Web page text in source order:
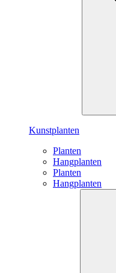
Kunstplanten
Planten
Hangplanten
Planten
Hangplanten